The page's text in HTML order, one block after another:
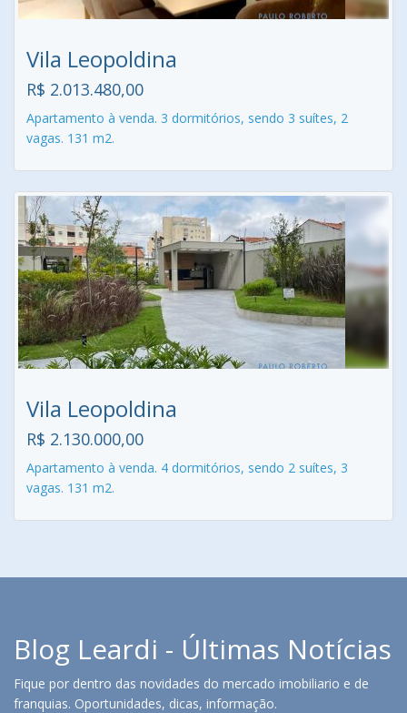
Vila Leopoldina
R$ 2.013.480,00
Apartamento à venda. 3 dormitórios, sendo 3 suítes, 2
vagas. 131 m2.
Vila Leopoldina
R$ 2.130.000,00
Apartamento à venda. 4 dormitórios, sendo 2 suítes, 3
vagas. 131 m2.
Blog Leardi - Últimas Notícias
Fique por dentro das novidades do mercado imobiliario e de
franquias. Oportunidades, dicas, informação.